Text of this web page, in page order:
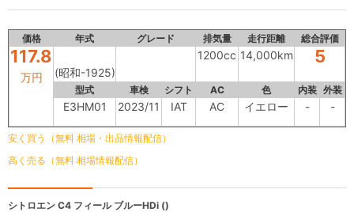
価格 年式 グレード 排気量 走行距離 総合評価
117.8
万円 (昭和-1925)
1200cc 14,000km 5
型式 車検 シフト AC 色 内装 外装
E3HM01 2023/11 IAT AC イエロー - -
安く買う（無料 相場・出品情報配信）
高く売る（無料 相場情報配信）
シトロエン C4 フィール ブルーHDi ()